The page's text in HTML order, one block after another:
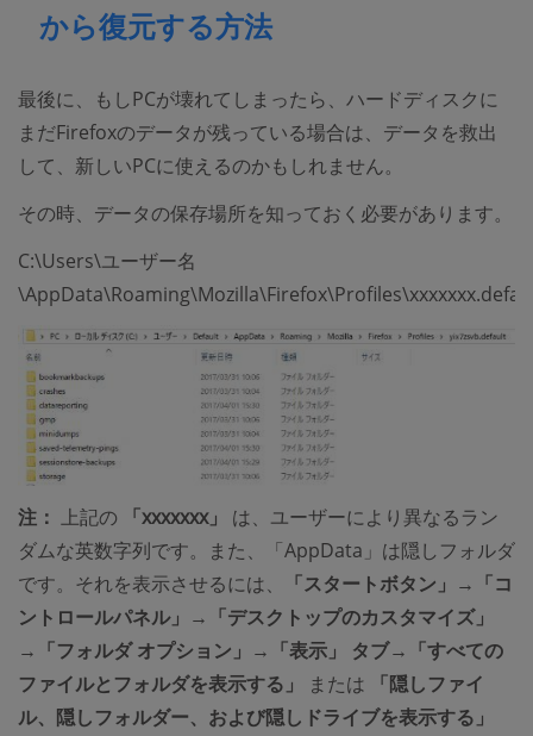
から復元する方法
最後に、もしPCが壊れてしまったら、ハードディスクに
まだFirefoxのデータが残っている場合は、データを救出
して、新しいPCに使えるのかもしれません。
その時、データの保存場所を知っておく必要があります。
C:\Users\ユーザー名
注： 上記の 「xxxxxxx」
は、ユーザーにより異なるラン
ダムな英数字列です。また、「AppData」は隠しフォルダ
です。それを表示させるには、
「スタートボタン」→「コ
ントロールパネル」→「デスクトップのカスタマイズ」
→「フォルダ オプション」→「表示」 タブ→「すべての
ファイルとフォルダを表示する」
または
「隠しファイ
ル、隠しフォルダー、および隠しドライブを表示する」